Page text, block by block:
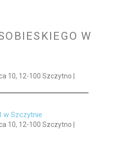
W
10, 12-100 Szczytno |
w Szczytnie
10, 12-100 Szczytno |